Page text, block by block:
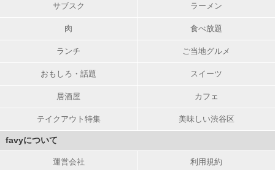
サブスク ラーメン
肉 食べ放題
ランチ ご当地グルメ
おもしろ・話題 スイーツ
居酒屋 カフェ
テイクアウト特集 美味しい渋谷区
favyについて
運営会社 利用規約